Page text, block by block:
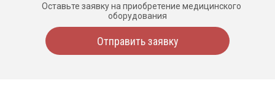
Оставьте заявку на приобретение медицинского
оборудования
Отправить заявку